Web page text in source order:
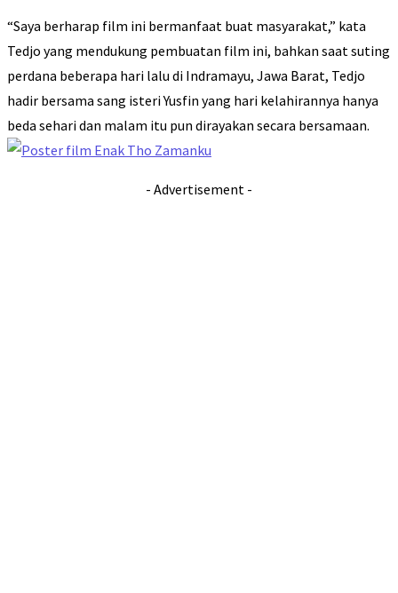
“Saya berharap film ini bermanfaat buat masyarakat,” kata
Tedjo yang mendukung pembuatan film ini, bahkan saat suting
perdana beberapa hari lalu di Indramayu, Jawa Barat, Tedjo
hadir bersama sang isteri Yusfin yang hari kelahirannya hanya
beda sehari dan malam itu pun dirayakan secara bersamaan.
- Advertisement -